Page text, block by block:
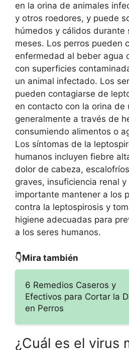
en la orina de animales
y otros roedores, y puede
húmedos y cálidos durante
meses. Los perros pueden
enfermedad al beber agua
con superficies
un animal infectado. Los
pueden contagiarse de
en contacto con la orina de
generalmente a través de
consumiendo alimentos o
Los síntomas de la
humanos incluyen fiebre
dolor de cabeza,
graves, insuficiencia renal y
importante mantener a los
contra la leptospirosis y
higiene adecuadas para
a los seres humanos.
👇Mira también
6 Remedios Caseros y
Efectivos para Cortar la
en Perros
¿Cuál es el virus